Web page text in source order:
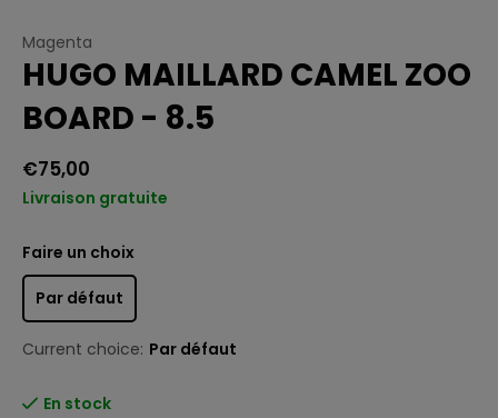
Magenta
HUGO MAILLARD CAMEL ZOO
BOARD - 8.5
€75,00
Livraison gratuite
Faire un choix
Par défaut
Current choice: Par défaut
En stock